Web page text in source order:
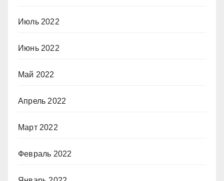
Июль 2022
Июнь 2022
Май 2022
Апрель 2022
Март 2022
Февраль 2022